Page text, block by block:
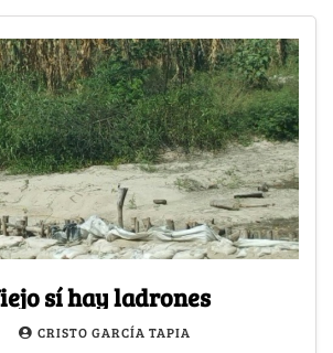
sí hay ladrones
CRISTO GARCÍA TAPIA